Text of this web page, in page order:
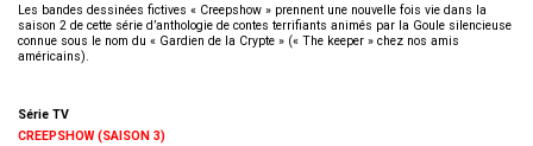
Les bandes dessinées fictives « Creepshow » prennent une nouvelle fois vie dans la
saison 2 de cette série d’anthologie de contes terrifiants animés par la Goule silencieuse
connue sous le nom du « Gardien de la Crypte » (« The keeper » chez nos amis
américains).
Série TV
CREEPSHOW (SAISON 3)